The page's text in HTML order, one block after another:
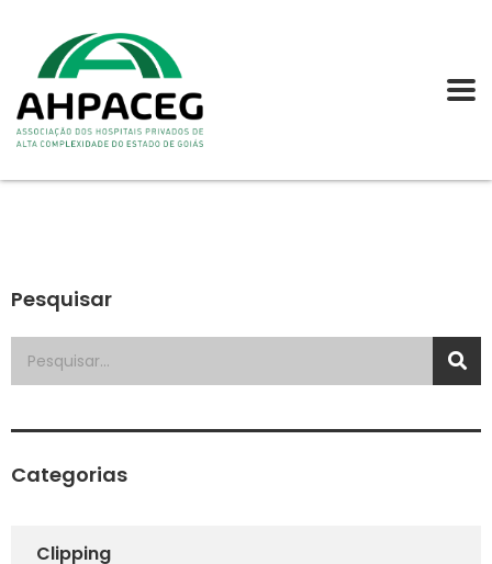
Pesquisar
Categorias
Clipping